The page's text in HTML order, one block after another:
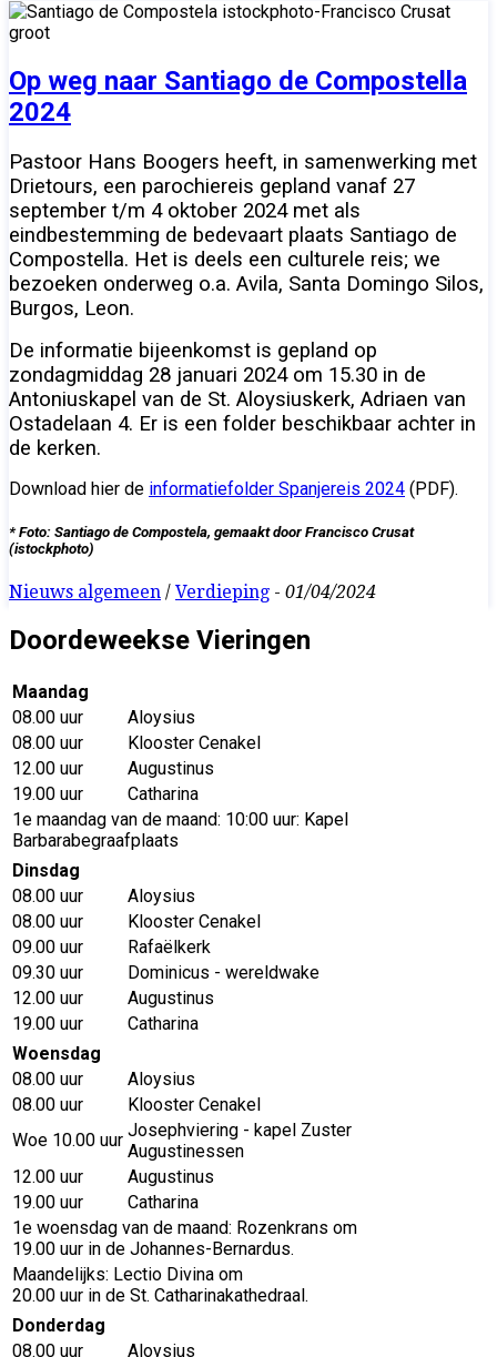
Op weg naar Santiago de Compostella
2024
Pastoor Hans Boogers heeft, in samenwerking met
Drietours, een parochiereis gepland vanaf 27
september t/m 4 oktober 2024 met als
eindbestemming de bedevaart plaats Santiago de
Compostella. Het is deels een culturele reis; we
bezoeken onderweg o.a. Avila, Santa Domingo Silos,
Burgos, Leon.
De informatie bijeenkomst is gepland op
zondagmiddag 28 januari 2024 om 15.30 in de
Antoniuskapel van de St. Aloysiuskerk, Adriaen van
Ostadelaan 4. Er is een folder beschikbaar achter in
de kerken.
Download hier de informatiefolder Spanjereis 2024 (PDF).
* Foto: Santiago de Compostela, gemaakt door Francisco Crusat
(istockphoto)
Nieuws algemeen / Verdieping - 01/04/2024
Doordeweekse Vieringen
Maandag
08.00 uur
Aloysius
08.00 uur
Klooster Cenakel
12.00 uur
Augustinus
19.00 uur
Catharina
1e maandag van de maand: 10:00 uur: Kapel
Barbarabegraafplaats
Dinsdag
08.00 uur
Aloysius
08.00 uur
Klooster Cenakel
09.00 uur
Rafaëlkerk
09.30 uur
Dominicus - wereldwake
12.00 uur
Augustinus
19.00 uur
Catharina
Woensdag
08.00 uur
Aloysius
08.00 uur
Klooster Cenakel
Woe 10.00 uur Josephviering - kapel Zuster
Augustinessen
12.00 uur
Augustinus
19.00 uur
Catharina
1e woensdag van de maand: Rozenkrans om
19.00 uur in de Johannes-Bernardus.
Maandelijks: Lectio Divina om
20.00 uur in de St. Catharinakathedraal.
Donderdag
08.00 uur
Aloysius